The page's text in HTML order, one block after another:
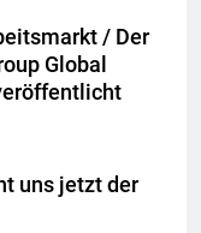
/ Der
Global
uns jetzt der